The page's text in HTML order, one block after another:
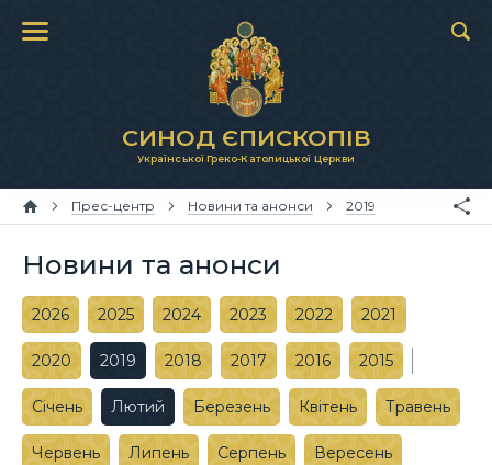
СИНОД ЄПИСКОПІВ
Української Греко-Католицької Церкви
Прес-центр Новини та анонси 2019
Новини та анонси
2026 2025 2024 2023 2022 2021
2020 2019 2018 2017 2016 2015
Січень Лютий Березень Квітень Травень
Червень Липень Серпень Вересень